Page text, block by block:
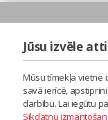
Jūsu izvēle
Mūsu tīmekļa vietne
savā ierīcē,
darbību. Lai iegūtu
Sīkdatņu